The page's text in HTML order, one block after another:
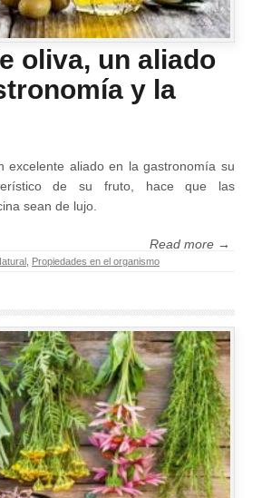
oliva, un aliado
y la
excelente aliado en la gastronomía su
de su fruto, hace que las
sean de lujo.
Read more →
Propiedades en el organismo